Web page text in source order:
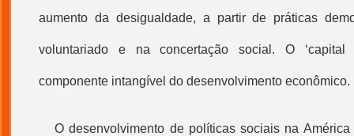
aumento da desigualdade, a partir de práticas
voluntariado e na concertação social. O ‘capital
componente intangível do desenvolvimento econômico.
O desenvolvimento de políticas sociais na